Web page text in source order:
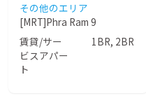
その他のエリア
[MRT]Phra Ram 9
賃貸/サー
ビスアパー
ト
1BR, 2BR